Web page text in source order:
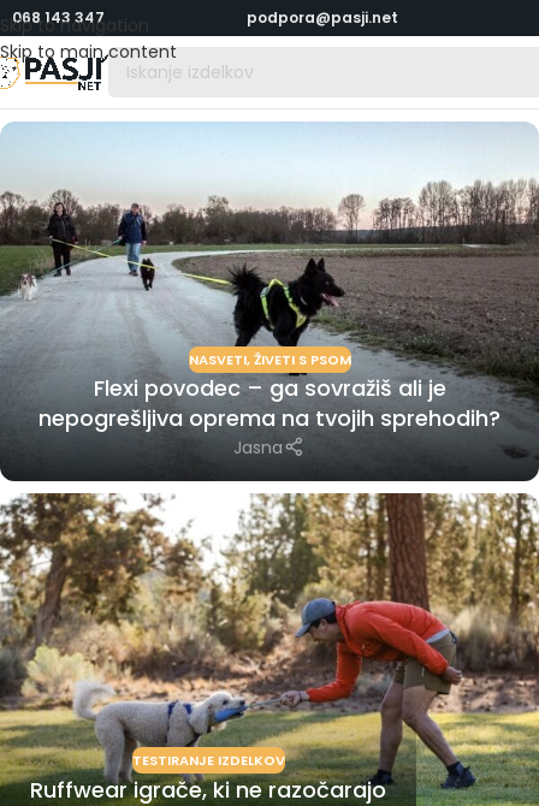
Skip to navigation
Skip to main content
068 143 347 podpora@pasji.net
NASVETI,ŽIVETI S PSOM
Flexi povodec – ga sovražiš ali je
nepogrešljiva oprema na tvojih sprehodih?
Jasna
TESTIRANJE IZDELKOV
Ruffwear igrače, ki ne razočarajo